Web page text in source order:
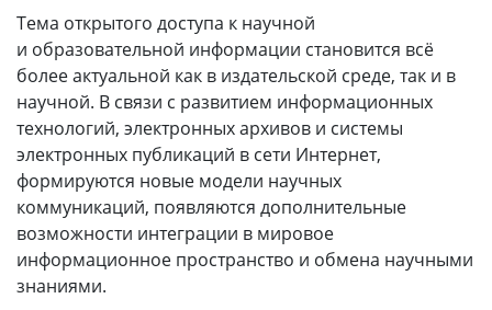
Тема открытого доступа к научной
и образовательной информации становится всё
более актуальной как в издательской среде, так и в
научной. В связи с развитием информационных
технологий, электронных архивов и системы
электронных публикаций в сети Интернет,
формируются новые модели научных
коммуникаций, появляются дополнительные
возможности интеграции в мировое
информационное пространство и обмена научными
знаниями.